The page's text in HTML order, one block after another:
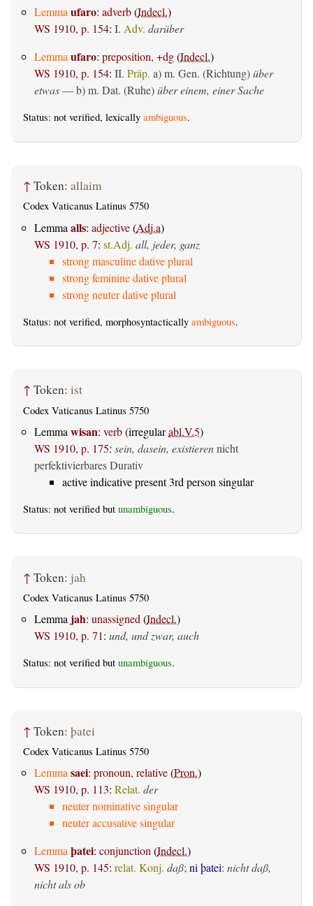
Lemmaufaro: adverb(Indecl.)
WS 1910, p. 154: I. Adv. darüber
Lemmaufaro: preposition, +dg(Indecl.)
WS 1910, p. 154: II. Präp. a)m. Gen. (Richtung)über
etwas— b)m. Dat. (Ruhe)über einem, einer Sache
Status: not verified, lexically ambiguous.
↑ Token: allaim
Codex Vaticanus Latinus 5750
Lemma alls: adjective(Adj.a)
WS 1910, p. 7: st.Adj. all, jeder, ganz
strong masculine dative plural
strong feminine dative plural
strong neuter dative plural
Status: not verified, morphosyntactically ambiguous.
↑ Token: ist
Codex Vaticanus Latinus 5750
Lemma wisan: verb(irregularabl.V.5)
WS 1910, p. 175: sein, dasein, existierennicht
perfektivierbares Durativ
active indicative present 3rd person singular
Status: not verified but unambiguous.
↑ Token: jah
Codex Vaticanus Latinus 5750
Lemma jah: unassigned (Indecl.)
WS 1910, p. 71: und, und zwar, auch
Status: not verified but unambiguous.
↑ Token: þatei
Codex Vaticanus Latinus 5750
Lemmasaei: pronoun, relative(Pron.)
WS 1910, p. 113: Relat. der
neuter nominative singular
neuter accusative singular
Lemmaþatei: conjunction(Indecl.)
WS 1910, p. 145: relat. Konj. daß;ni þatei: nicht daß,
nicht als ob